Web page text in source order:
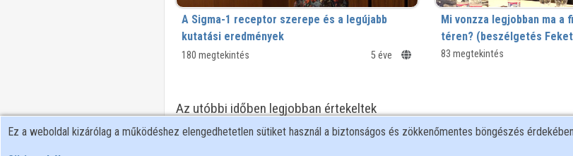
A Sigma-1 receptor szerepe és a legújabb
kutatási eredmények
180 megtekintés 5 éve
Mi vonzza legjobban ma a
téren? (beszélgetés
államtitkárral)
83 megtekintés
Az utóbbi időben legjobban értekeltek
Ez a weboldal kizárólag a működéshez elengedhetetlen sütiket használ a biztonságos és zökkenőmentes böngészés